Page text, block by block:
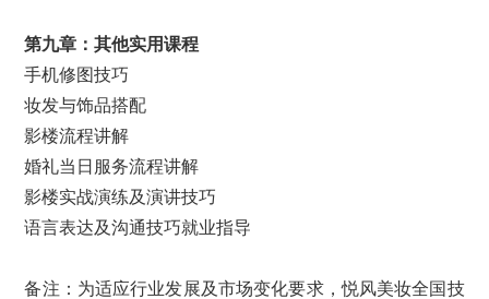
第九章：其他实用课程
手机修图技巧
妆发与饰品搭配
影楼流程讲解
婚礼当日服务流程讲解
影楼实战演练及演讲技巧
语言表达及沟通技巧就业指导
备注：为适应行业发展及市场变化要求，悦风美妆全国技